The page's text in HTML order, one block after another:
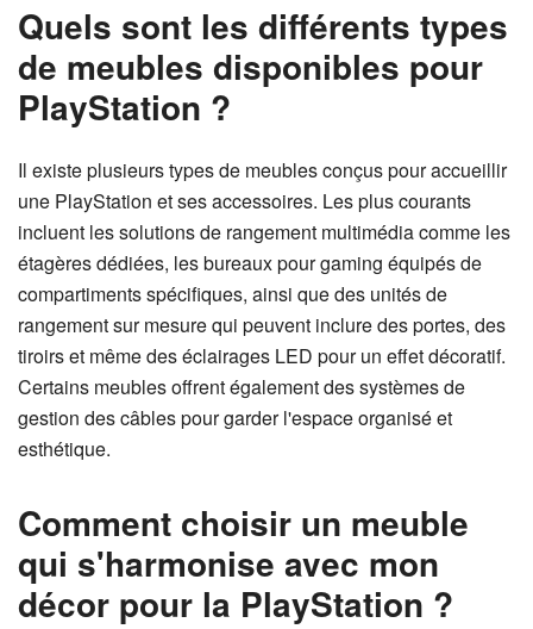
Quels sont les différents types
de meubles disponibles pour
PlayStation ?
Il existe plusieurs types de meubles conçus pour accueillir
une PlayStation et ses accessoires. Les plus courants
incluent les solutions de rangement multimédia comme les
étagères dédiées, les bureaux pour gaming équipés de
compartiments spécifiques, ainsi que des unités de
rangement sur mesure qui peuvent inclure des portes, des
tiroirs et même des éclairages LED pour un effet décoratif.
Certains meubles offrent également des systèmes de
gestion des câbles pour garder l'espace organisé et
esthétique.
Comment choisir un meuble
qui s'harmonise avec mon
décor pour la PlayStation ?